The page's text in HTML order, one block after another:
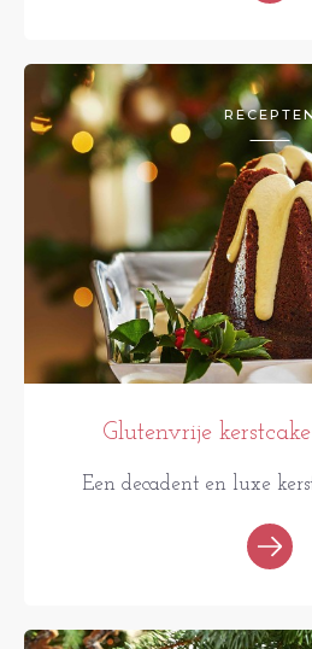
Glutenvrije
Een decadent en luxe